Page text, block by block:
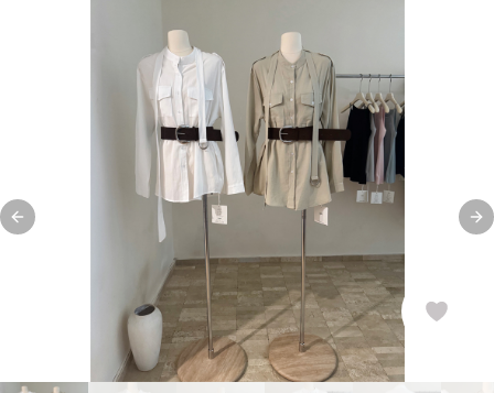
Previous slide